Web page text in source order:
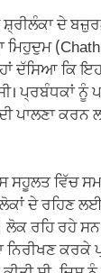
ਦੇ
ਦੱਸਿਆ ਕਿ
ਪ੍ਰਬੰਧਕਾਂ ਨੂੰ
ਪਾਲਣਾ ਕਰਨ
ਸਹੂਲਤ ਵਿੱਚ
ਦੇ ਰਹਿਣ
ਰਹਿ ਰਹੇ
ਨਿਰੀਖਣ ਕਰਕੇ